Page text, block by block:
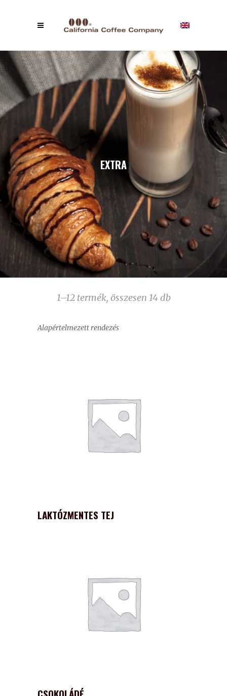
EXTRA
1–12 termék, összesen 14 db
Alapértelmezett rendezés
LAKTÓZMENTES TEJ